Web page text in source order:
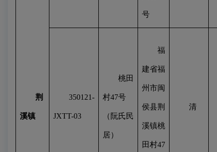
荆
溪镇
号
350121-
JXTT-03
桃田
村47号
（阮氏民
居）
福
建省福
州市闽
侯县荆
溪镇桃
田村47
清